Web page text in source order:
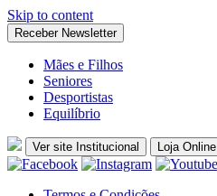
Skip to content
Receber Newsletter
Mães e Filhos
Seniores
Desportistas
Equilíbrio
Ver site Institucional Loja Online